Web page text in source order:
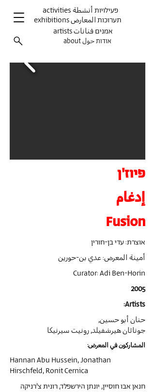
activities פעילויות أنشطة
exhibitions תערוכות المعارض
artists אמנים فنانات
about אודות حول
פיוז'ן
إدغام
Fusion
אוצרת: עדי בן-חורין
أمينة المعرض: عدي بن-حورين
Curator: Adi Ben-Horin
2005
Artists:
حنان أبو حسين,
جوناثان هيرشفيلد, رونيت سيرنيكا
المشاركون في المعرض:
Hannan Abu Hussein, Jonathan
Hirschfeld, Ronit Cernica
חנאן אבו חוסיין, יונתן הירשפלד, רונית צ'רניקה